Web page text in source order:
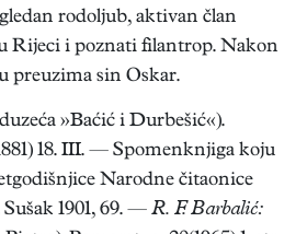
rodoljub, aktivan član
Rijeci i poznati filantrop. Nakon
preuzima sin Oskar.
»Baćić i Durbešić«).
18. III. — Spomenknjiga koju
Narodne čitaonice
1901, 69. — R. F. Barbalić: